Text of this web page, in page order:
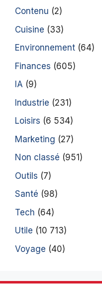
Contenu (2)
Cuisine (33)
Environnement (64)
Finances (605)
IA (9)
Industrie (231)
Loisirs (6 534)
Marketing (27)
Non classé (951)
Outils (7)
Santé (98)
Tech (64)
Utile (10 713)
Voyage (40)